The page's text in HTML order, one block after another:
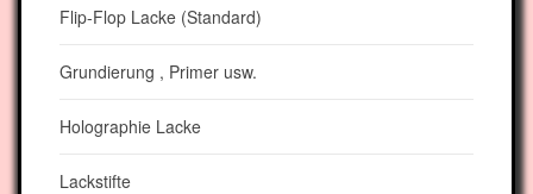
Flip-Flop Lacke (Standard)
Grundierung , Primer usw.
Holographie Lacke
Lackstifte